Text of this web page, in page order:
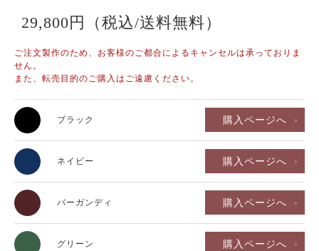
29,800円（税込/送料無料）
ご注文製作のため、お客様のご都合によるキャンセルは承っておりま
せん。
また、転売目的のご購入はご遠慮ください。
ブラック 購入ページへ
ネイビー 購入ページへ
バーガンディ 購入ページへ
グリーン 購入ページへ